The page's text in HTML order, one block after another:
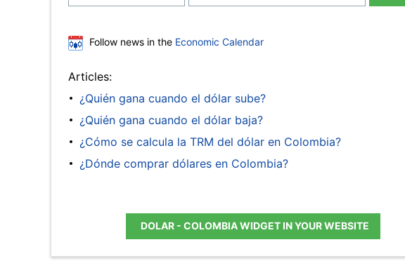
Follow news in the Economic Calendar
Articles:
¿Quién gana cuando el dólar sube?
¿Quién gana cuando el dólar baja?
¿Cómo se calcula la TRM del dólar en Colombia?
¿Dónde comprar dólares en Colombia?
DOLAR - COLOMBIA WIDGET IN YOUR WEBSITE